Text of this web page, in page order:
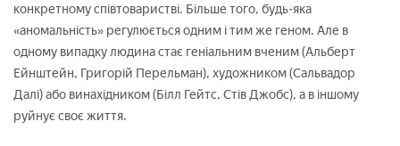
конкретному співтоваристві. Більше того, будь-яка
«аномальність» регулюється одним і тим же геном. Але в
одному випадку людина стає геніальним вченим (Альберт
Ейнштейн, Григорій Перельман), художником (Сальвадор
Далі) або винахідником (Білл Гейтс, Стів Джобс), а в іншому
руйнує своє життя.